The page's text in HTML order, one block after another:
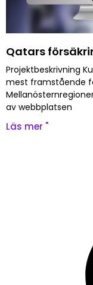
Qatars
Projektbeskrivning
mest framstående
av webbplatsen
Läs mer "